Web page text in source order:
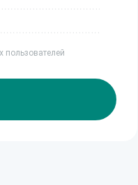
пользователей